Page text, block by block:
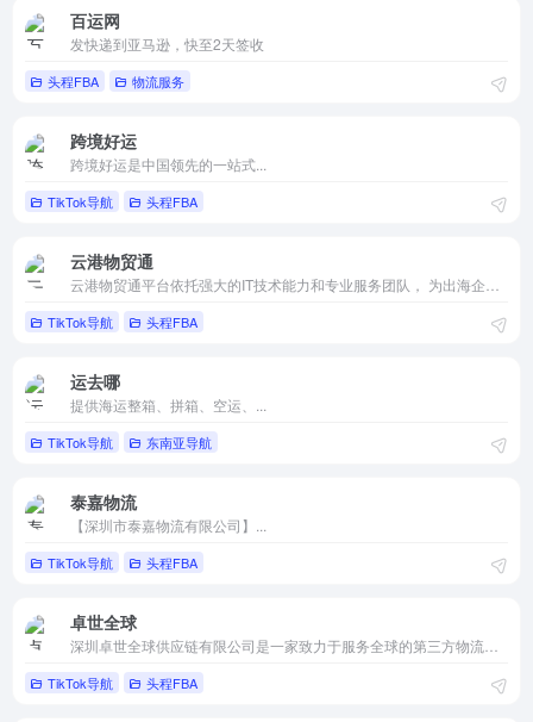
堡森三通物流集团
百运网
发快递到亚马逊，快至2天签收
头程FBA 物流服务
跨境好运
跨境好运是中国领先的一站式...
TikTok导航 头程FBA
云港物贸通
TikTok导航 头程FBA
运去哪
提供海运整箱、拼箱、空运、...
TikTok导航 东南亚导航
泰嘉物流
【深圳市泰嘉物流有限公司】...
TikTok导航 头程FBA
卓世全球
TikTok导航 头程FBA